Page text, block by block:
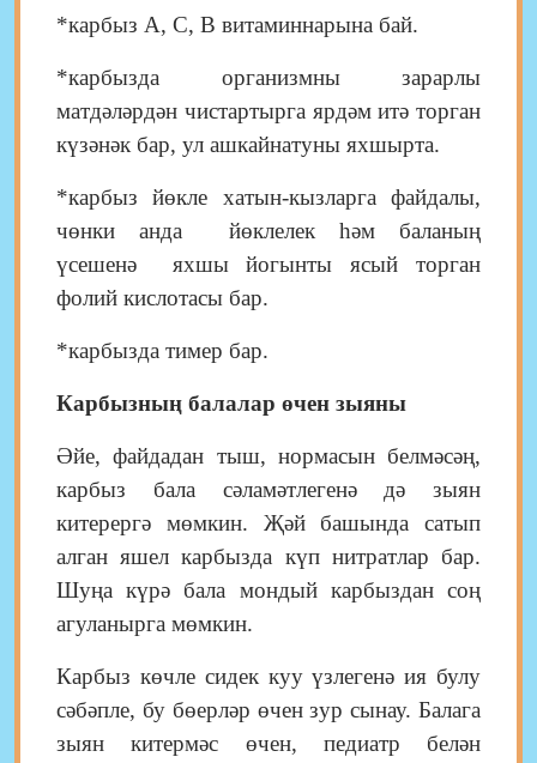
*карбыз А, С, В витаминнарына бай.
*карбызда организмны зарарлы
матдәләрдән чистартырга ярдәм итә торган
күзәнәк бар, ул ашкайнатуны яхшырта.
*карбыз йөкле хатын-кызларга файдалы,
чөнки анда йөклелек һәм баланың
үсешенә яхшы йогынты ясый торган
фолий кислотасы бар.
*карбызда тимер бар.
Карбызның балалар өчен зыяны
Әйе, файдадан тыш, нормасын белмәсәң,
карбыз бала сәламәтлегенә дә зыян
китерергә мөмкин. Җәй башында сатып
алган яшел карбызда күп нитратлар бар.
Шуңа күрә бала мондый карбыздан соң
агуланырга мөмкин.
Карбыз көчле сидек кууүзлегенә ия булу
сәбәпле, бу бөерләр өчен зур сынау. Балага
зыян китермәс өчен, педиатр белән